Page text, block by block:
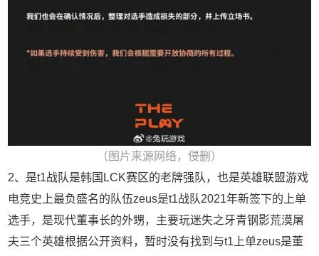
（图片来源网络，侵删）
2、是t1战队是韩国LCK赛区的老牌强队，也是英雄联盟游戏
电竞史上最负盛名的队伍zeus是t1战队2021年新签下的上单
选手，是现代董事长的外甥，主要玩迷失之牙青钢影荒漠屠
夫三个英雄根据公开资料，暂时没有找到与t1上单zeus是董